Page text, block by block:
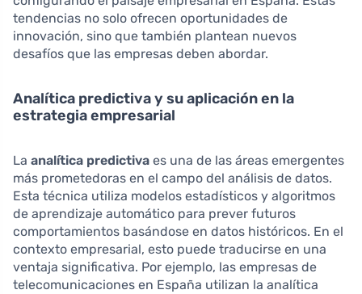
tendencias no solo ofrecen oportunidades de
innovación, sino que también plantean nuevos
desafíos que las empresas deben abordar.
Analítica predictiva y su aplicación en la
estrategia empresarial
La analítica predictiva es una de las áreas emergentes
más prometedoras en el campo del análisis de datos.
Esta técnica utiliza modelos estadísticos y algoritmos
de aprendizaje automático para prever futuros
comportamientos basándose en datos históricos. En el
contexto empresarial, esto puede traducirse en una
ventaja significativa. Por ejemplo, las empresas de
telecomunicaciones en España utilizan la analítica